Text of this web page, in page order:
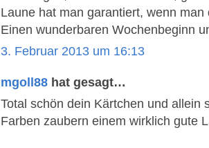
Laune hat man garantiert, wenn
Einen wunderbaren Wochenbeginn
3. Februar 2013 um 16:13
mgoll88 hat gesagt…
Total schön dein Kärtchen und allein
Farben zaubern einem wirklich gute